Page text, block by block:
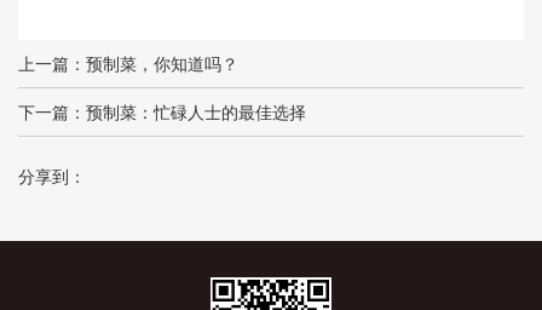
上一篇： 预制菜，你知道吗？
下一篇： 预制菜：忙碌人士的最佳选择
分享到：